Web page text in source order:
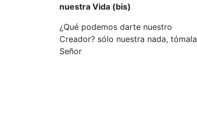
nuestra Vida (bis)
¿Qué podemos darte nuestro
Creador? sólo nuestra nada, tómala
Señor